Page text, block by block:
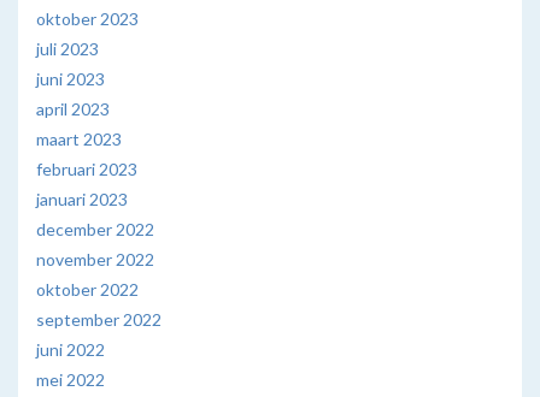
oktober 2023
juli 2023
juni 2023
april 2023
maart 2023
februari 2023
januari 2023
december 2022
november 2022
oktober 2022
september 2022
juni 2022
mei 2022